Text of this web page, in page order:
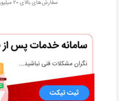
سفارش‌های بالای 20 میلیون تومان